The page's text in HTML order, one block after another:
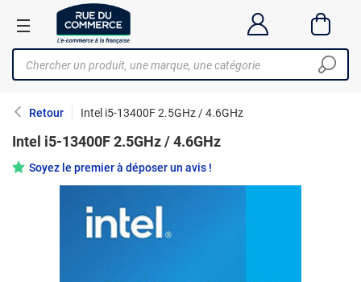
Retour Intel i5-13400F 2.5GHz / 4.6GHz
Intel i5-13400F 2.5GHz / 4.6GHz
Soyez le premier à déposer un avis !